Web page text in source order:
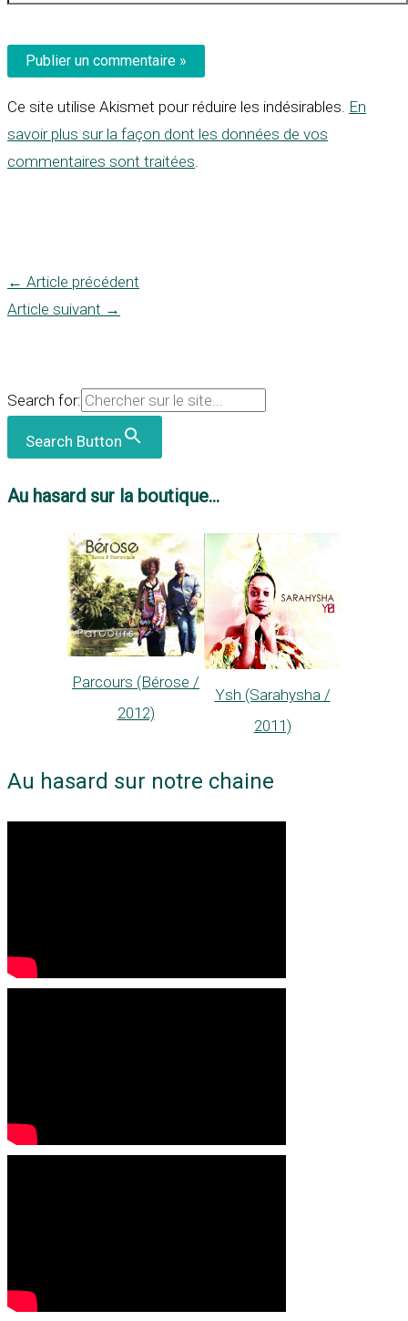
Ce site utilise Akismet pour réduire les indésirables. En
savoir plus sur la façon dont les données de vos
commentaires sont traitées
← Article précédent
Article suivant →
Search for:
Search Button
Au hasard sur la boutique...
Parcours (Bérose /
2012)
Ysh (Sarahysha /
2011)
Au hasard sur notre chaine